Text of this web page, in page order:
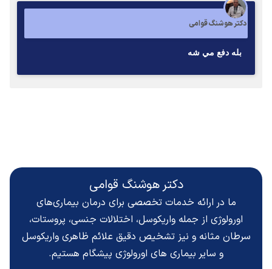
دکتر هوشنگ قوامی
بله دفع مي شه
دکتر هوشنگ قوامی
ما در ارائه خدمات تخصصی برای درمان بیماری‌های
اورولوژی از جمله واریکوسل، اختلالات جنسی، پروستات،
سرطان مثانه و نیز تشخیص دقیقعلائم ظاهری واریکوسل
و سایر بیماری های اورولوژی پیشگام هستیم.